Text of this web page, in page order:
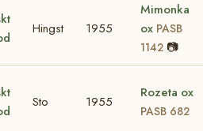
Hingst 1955
Mimonka
ox PASB
1142 📷
Sto 1955
Rozeta ox
PASB 682